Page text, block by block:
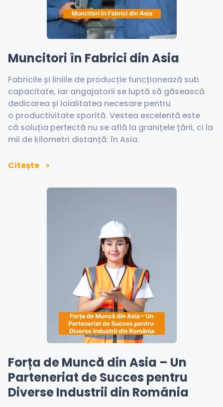
Muncitori în Fabrici din Asia
Fabricile și liniile de producție funcționează sub
capacitate, iar angajatorii se luptă să găsească
dedicarea și loialitatea necesare pentru
o productivitate sporită. Vestea excelentă este
că soluția perfectă nu se află la granițele țării, ci la
mii de kilometri distanță: în Asia.
Citește
Forța de Muncă din Asia – Un
Parteneriat de Succes pentru
Diverse Industrii din România